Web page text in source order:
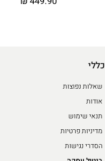
כללי
שאלות נפוצות
אודות
תנאי שימוש
מדיניות פרטיות
הסדרי נגישות